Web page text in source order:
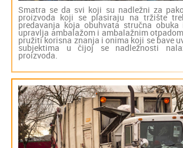
Smatra se da svi koji su nadležni za
proizvoda koji se plasiraju na tržište
predavanja koja obuhvata stručna
upravlja ambalažom i ambalažnim
pružiti korisna znanja i onima koji se bave
subjektima u čijoj se nadležnosti
proizvoda.